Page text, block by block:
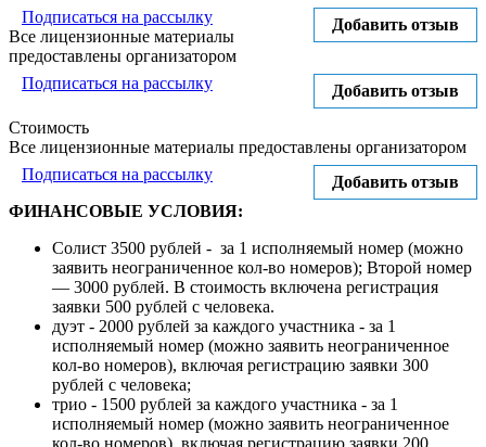
Добавить отзыв
Подписаться на рассылку
Все лицензионные материалы
предоставлены организатором
Добавить отзыв
Подписаться на рассылку
Стоимость
Все лицензионные материалы предоставлены организатором
Добавить отзыв
Подписаться на рассылку
ФИНАНСОВЫЕ УСЛОВИЯ:
Солист 3500 рублей - за 1 исполняемый номер (можно
заявить неограниченное кол-во номеров); Второй номер
— 3000 рублей. В стоимость включена регистрация
заявки 500 рублей с человека.
дуэт - 2000 рублей за каждого участника - за 1
исполняемый номер (можно заявить неограниченное
кол-во номеров), включая регистрацию заявки 300
рублей с человека;
трио - 1500 рублей за каждого участника - за 1
исполняемый номер (можно заявить неограниченное
кол-во номеров), включая регистрацию заявки 200